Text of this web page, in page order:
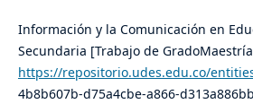
Información y la Comunicación en
Secundaria [Trabajo de
https://repositorio.udes.edu.co/
4b8b607b-d75a4cbe-a866-